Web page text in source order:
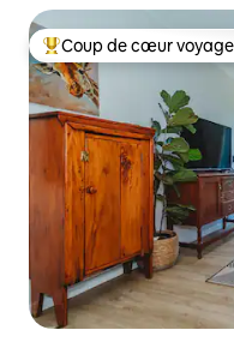
Coups de cœur
Coup de cœur